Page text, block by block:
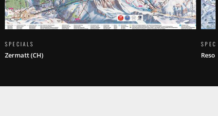
SPECIALS
Zermatt (CH)